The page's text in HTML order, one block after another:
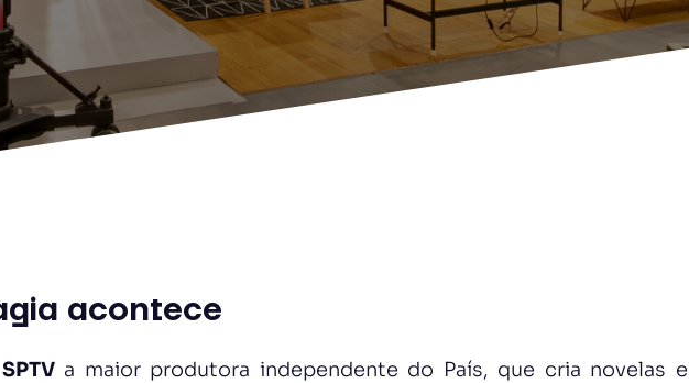
acontece
a maior produtora independente do País, que cria novelas e